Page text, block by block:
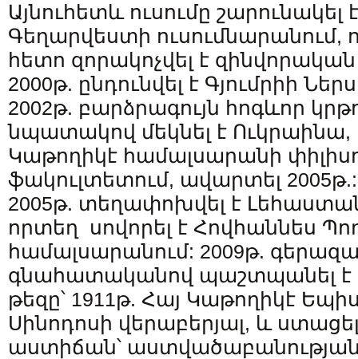
Այնուհետև ուսումը շարունակել
Գեղարվեստի ուսումնարանում,
հետո զորակոչվել է
2000թ. ընդունվել է Գյումրիի
2002թ. բարձրագույն հոգևոր
նպատակով մեկնել է Ուկրաինա,
Կաթողիկէ համալսարանի
ֆակուլտետում, ավարտել 2005թ.:
2005թ. տեղափոխվել է
որտեղ սովորել է Հովհաննես
համալսարանում: 2009թ.
գնահատականով պաշտպանել
թեզը՝ 1911թ. Հայ Կաթողիկէ
Սինոդոսի վերաբերյալ, և
աստիճան՝